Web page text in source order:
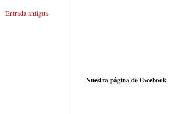
Entrada antigua
Nuestra página de Facebook